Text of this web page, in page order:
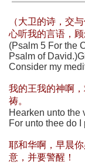
（大卫的诗，交
心听我的言语，顾
(Psalm 5 For the
Psalm of
Consider my
我的王我的神啊
祷。
Hearken unto the
For unto thee do I
耶和华啊，早晨
意，并要警醒！